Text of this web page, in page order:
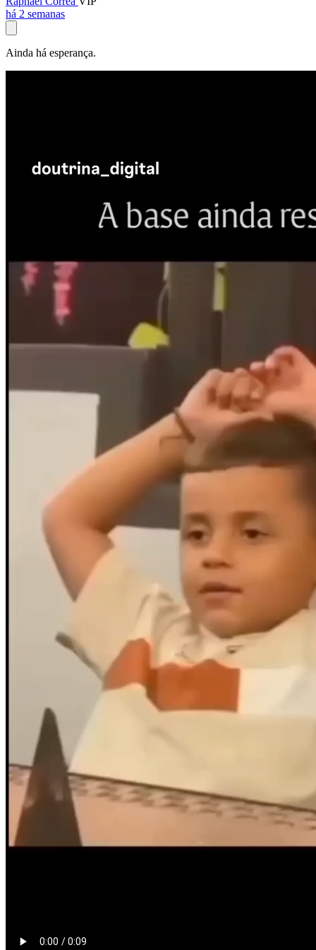
há 2 semanas
Ainda há esperança.